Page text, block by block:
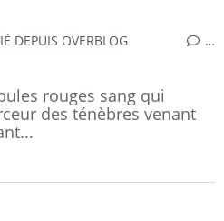
DEPUIS OVERBLOG …
rouges sang qui
des ténèbres venant